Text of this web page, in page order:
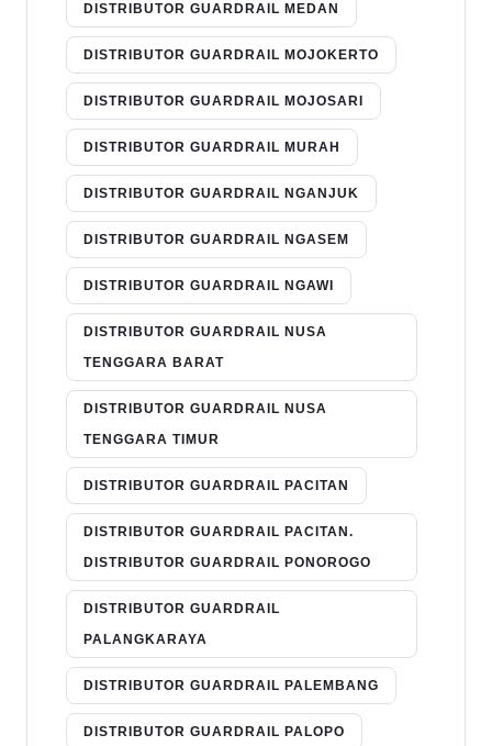
DISTRIBUTOR GUARDRAIL MEDAN
DISTRIBUTOR GUARDRAIL MOJOKERTO
DISTRIBUTOR GUARDRAIL MOJOSARI
DISTRIBUTOR GUARDRAIL MURAH
DISTRIBUTOR GUARDRAIL NGANJUK
DISTRIBUTOR GUARDRAIL NGASEM
DISTRIBUTOR GUARDRAIL NGAWI
DISTRIBUTOR GUARDRAIL NUSA
TENGGARA BARAT
DISTRIBUTOR GUARDRAIL NUSA
TENGGARA TIMUR
DISTRIBUTOR GUARDRAIL PACITAN
DISTRIBUTOR GUARDRAIL PACITAN.
DISTRIBUTOR GUARDRAIL PONOROGO
DISTRIBUTOR GUARDRAIL
PALANGKARAYA
DISTRIBUTOR GUARDRAIL PALEMBANG
DISTRIBUTOR GUARDRAIL PALOPO